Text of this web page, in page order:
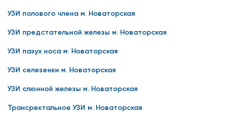
УЗИ полового члена м. Новаторская
УЗИ предстательной железы м. Новаторская
УЗИ пазух носа м. Новаторская
УЗИ селезенки м. Новаторская
УЗИ слюнной железы м. Новаторская
Трансректальное УЗИ м. Новаторская